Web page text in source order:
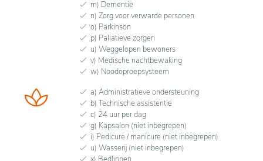
m) Dementie
n) Zorg voor verwarde personen
o) Parkinson
p) Paliatieve zorgen
u) Weggelopen bewoners
v) Medische nachtbewaking
w) Noodoproepsysteem
a) Administratieve ondersteuning
b) Technische assistentie
c) 24 uur per dag
g) Kapsalon (niet inbegrepen)
i) Pedicure / manicure (niet inbegrepen)
u) Wasserij (niet inbegrepen)